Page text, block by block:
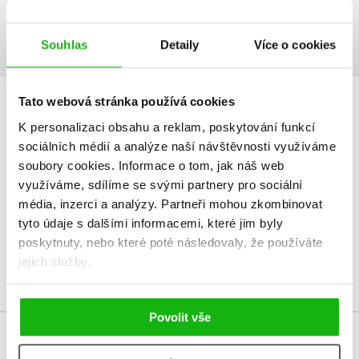
Souhlas Detaily Více o cookies
Tato webová stránka používá cookies
K personalizaci obsahu a reklam, poskytování funkcí
sociálních médií a analýze naší návštěvnosti využíváme
soubory cookies. Informace o tom, jak náš web
využíváme, sdílíme se svými partnery pro sociální
média, inzerci a analýzy. Partneři mohou zkombinovat
tyto údaje s dalšími informacemi, které jim byly
poskytnuty, nebo které poté následovaly, že používáte
jejich služby.
Povolit vše
PDF Ukázka.pdf
HODNOCENÍ ČTENÁŘŮ
V současné době nejsou vytvořena žádná uživatelská hodnocení.
Vaše hodnocení
Uživatelskou recenzi mohou vkládat pouze registrovaní uživatelé
Přihlásit
MOHLO BY VÁS TAKÉ ZAJÍMAT